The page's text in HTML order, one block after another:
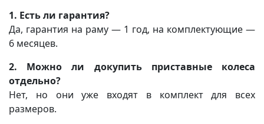
1. Есть ли гарантия?
Да, гарантия на раму — 1 год, на комплектующие —
6 месяцев.
2. Можно ли докупить приставные колеса
отдельно?
Нет, но они уже входят в комплект для всех
размеров.